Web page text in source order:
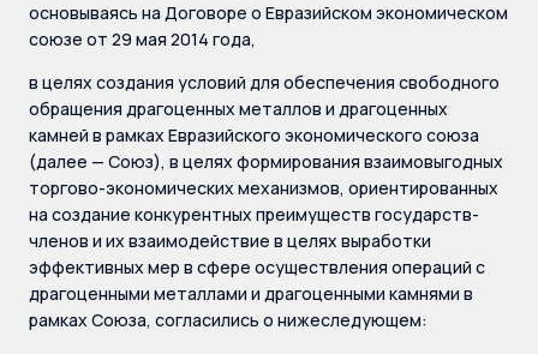
основываясь на Договоре о Евразийском экономическом
союзе от 29 мая 2014 года,
в целях создания условий для обеспечения свободного
обращения драгоценных металлов и драгоценных
камней в рамках Евразийского экономического союза
(далее — Союз), в целях формирования взаимовыгодных
торгово-экономических механизмов, ориентированных
на создание конкурентных преимуществ государств-
членов и их взаимодействие в целях выработки
эффективных мер в сфере осуществления операций с
драгоценными металлами и драгоценными камнями в
рамках Союза, согласились о нижеследующем: